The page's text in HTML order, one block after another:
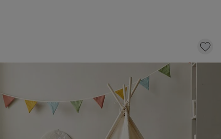
TIPI SPEELTENT «ÉTÉ» | 158 CM HOOG |
59, 95